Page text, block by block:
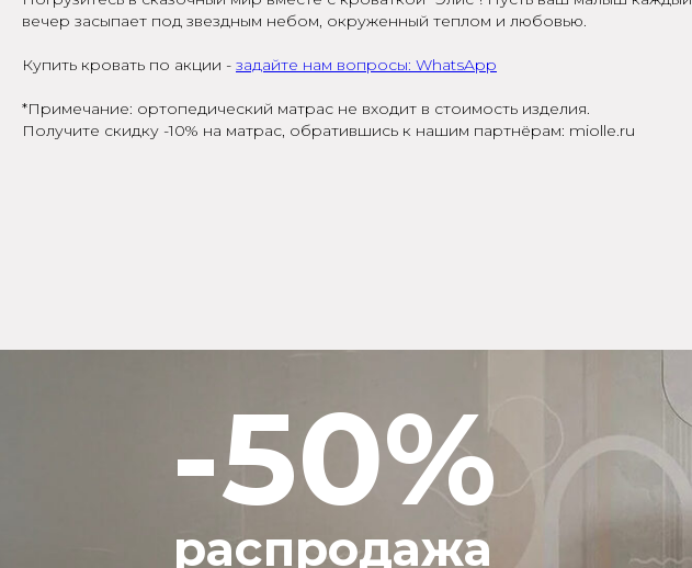
вечер засыпает под звездным небом, окруженный теплом и любовью.
Купить кровать по акции - задайте нам вопросы: WhatsApp
*Примечание: ортопедический матрас не входит в стоимость изделия.
Получите скидку -10% на матрас, обратившись к нашим партнёрам: miolle.ru
-50%
*Подробности у менджера